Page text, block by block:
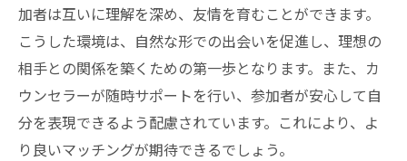
加者は互いに理解を深め、友情を育むことができます。
こうした環境は、自然な形での出会いを促進し、理想の
相手との関係を築くための第一歩となります。また、カ
ウンセラーが随時サポートを行い、参加者が安心して自
分を表現できるよう配慮されています。これにより、よ
り良いマッチングが期待できるでしょう。